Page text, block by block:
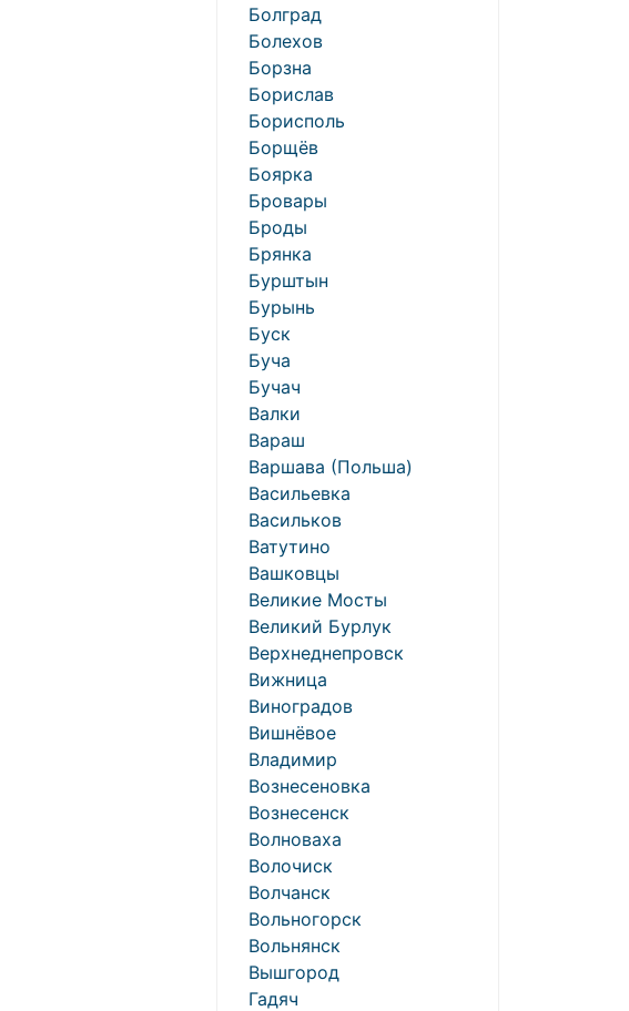
Болград
Болехов
Борзна
Борислав
Борисполь
Борщёв
Боярка
Бровары
Броды
Брянка
Бурштын
Бурынь
Буск
Буча
Бучач
Валки
Вараш
Варшава (Польша)
Васильевка
Васильков
Ватутино
Вашковцы
Великие Мосты
Великий Бурлук
Верхнеднепровск
Вижница
Виноградов
Вишнёвое
Владимир
Вознесеновка
Вознесенск
Волноваха
Волочиск
Волчанск
Вольногорск
Вольнянск
Вышгород
Гадяч